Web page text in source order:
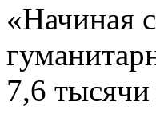
«Начиная
7,6